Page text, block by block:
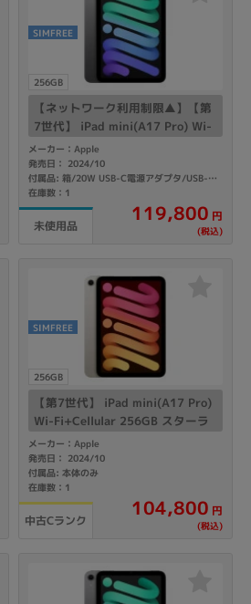
256GB
SIMFREE
【ネットワーク利用制限▲】【第
7世代】 iPad mini(A17 Pro) Wi-
Fi+Cellular 256GB スペースグレ
イ MXPT3J/A A2995 【SoftBan
k版SIMフリー】
メーカー：Apple
発売日： 2024/10
付属品: 箱/20W USB-C電源アダプタ/USB-C充電ケーブル(1m)/マニュアル
在庫数：1
未使用品
119,800 円
(税込)
256GB
SIMFREE
【第7世代】 iPad mini(A17 Pro)
Wi-Fi+Cellular 256GB スターラ
イト MXPX3J/A A2995 【国内版
SIMフリー】
メーカー：Apple
発売日： 2024/10
付属品: 本体のみ
在庫数：1
中古Cランク
104,800 円
(税込)